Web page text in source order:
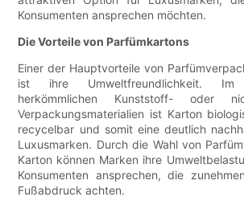
Konsumenten ansprechen möchten.
Die Vorteile von Parfümkartons
Einer der Hauptvorteile von
ist ihre Umweltfreundlichkeit.
herkömmlichen Kunststoff- oder
Verpackungsmaterialien ist Karton
recycelbar und somit eine deutlich
Luxusmarken. Durch die Wahl von
Karton können Marken ihre
Konsumenten ansprechen, die
Fußabdruck achten.